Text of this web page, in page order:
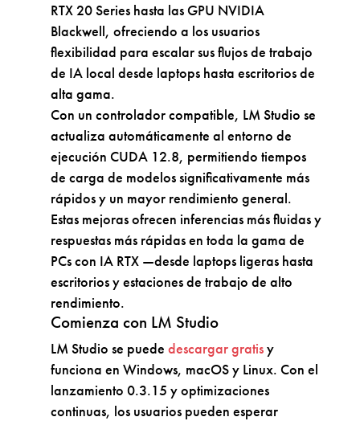
RTX 20 Series hasta las GPU NVIDIA
Blackwell, ofreciendo a los usuarios
flexibilidad para escalar sus flujos de trabajo
de IA local desde laptops hasta escritorios de
alta gama.
Con un controlador compatible, LM Studio se
actualiza automáticamente al entorno de
ejecución CUDA 12.8, permitiendo tiempos
de carga de modelos significativamente más
rápidos y un mayor rendimiento general.
Estas mejoras ofrecen inferencias más fluidas y
respuestas más rápidas en toda la gama de
PCs con IA RTX —desde laptops ligeras hasta
escritorios y estaciones de trabajo de alto
rendimiento.
Comienza con LM Studio
LM Studio se puede descargar gratisy
funciona en Windows, macOS y Linux. Con el
lanzamiento 0.3.15 y optimizaciones
continuas, los usuarios pueden esperar